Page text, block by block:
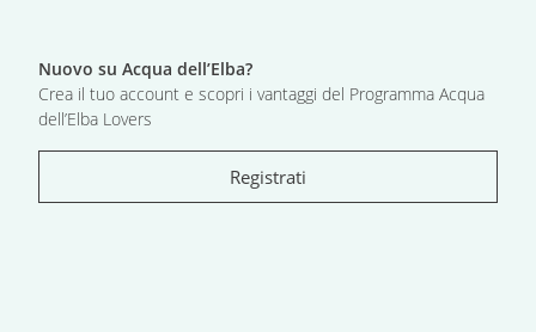
Nuovo su Acqua dell’Elba?
Crea il tuo account e scopri i vantaggi del Programma Acqua
dell’Elba Lovers
Registrati